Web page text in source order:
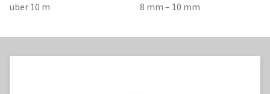
über 10 m 8 mm – 10 mm